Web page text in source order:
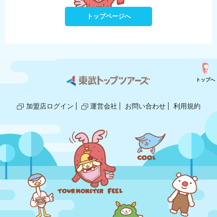
トップページへ
加盟店ログイン 運営会社 お問い合わせ 利用規約
トップへ